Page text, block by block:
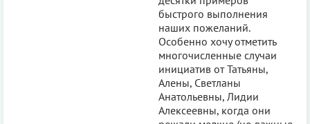
быстрого выполнения
наших пожеланий.
Особенно хочу отметить
многочисленные случаи
инициатив от Татьяны,
Алены, Светланы
Анатольевны, Лидии
Алексеевны, когда они